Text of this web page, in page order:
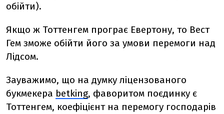
обійти).
Якщо ж Тоттенгем програє Евертону, то Вест
Гем зможе обійти його за умови перемоги над
Лідсом.
Зауважимо, що на думку ліцензованого
букмекера betking, фаворитом поєдинку є
Тоттенгем, коефіцієнт на перемогу господарів